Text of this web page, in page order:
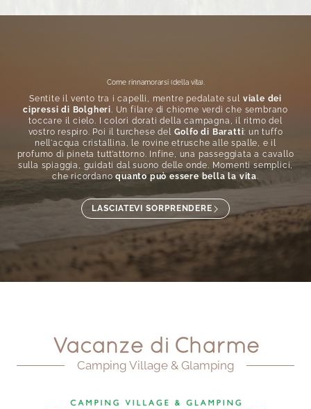
Come rinnamorarsi (della vita).
Sentite il vento tra i capelli, mentre pedalate sul viale dei
cipressi di Bolgheri. Un filare di chiome verdi che sembrano
toccare il cielo. I colori dorati della campagna, il ritmo del
vostro respiro. Poi il turchese del Golfo di Baratti: un tuffo
nell'acqua cristallina, le rovine etrusche alle spalle, e il
profumo di pineta tutt’attorno. Infine, una passeggiata a cavallo
sulla spiaggia, guidati dal suono delle onde. Momenti semplici,
che ricordanoquanto può essere bella la vita.
LASCIATEVI SORPRENDERE
Camping Village & Glamping